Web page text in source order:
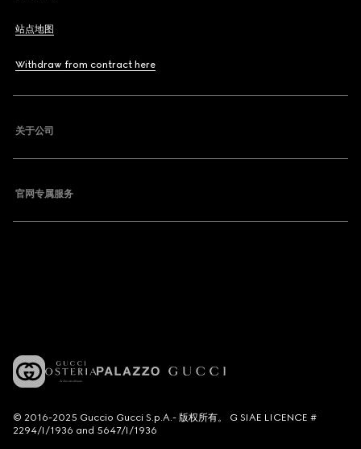
站点地图
Withdraw from contract here
关于公司
官网专属服务
© 2016-2025 Guccio Gucci S.p.A.- 版权所有。 G SIAE LICENCE #
2294/I/1936 and 5647/I/1936